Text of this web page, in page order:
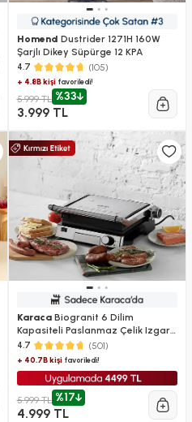
Homend Dustrider 1271H 160W
Şarjlı Dikey Süpürge 12 KPA
4.7 (105)
+ 4.8B kişifavoriledi!
5.999 TL %33
3.999 TL
KaracaBiogranit 6 Dilim
Kapasiteli Paslanmaz Çelik Izgara
ve Tost Makinesi Inox 2000W
4.7 (501)
+ 40.7B kişifavoriledi!
5.999 TL %17
4.999 TL